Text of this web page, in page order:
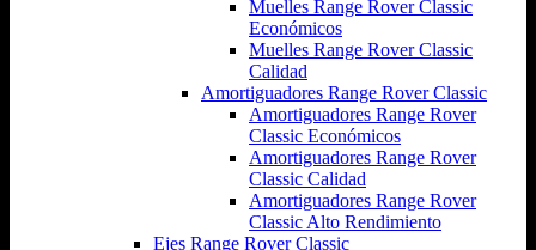
Muelles Range Rover Classic
Económicos
Muelles Range Rover Classic
Calidad
Amortiguadores Range Rover Classic
Amortiguadores Range Rover
Classic Económicos
Amortiguadores Range Rover
Classic Calidad
Amortiguadores Range Rover
Classic Alto Rendimiento
Ejes Range Rover Classic